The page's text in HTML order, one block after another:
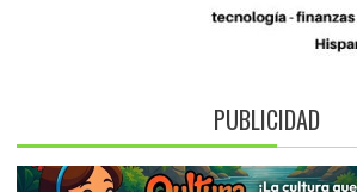
PUBLICIDAD